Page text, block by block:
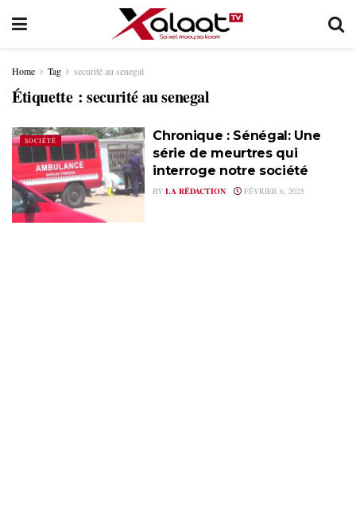
Home Tag securité au senegal
Étiquette :securité au senegal
SOCIÉTÉ
Chronique : Sénégal: Une
série de meurtres qui
interroge notre société
BY LA RÉDACTION FÉVRIER 6, 2025